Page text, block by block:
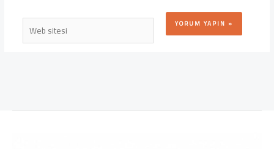
Web
sitesi